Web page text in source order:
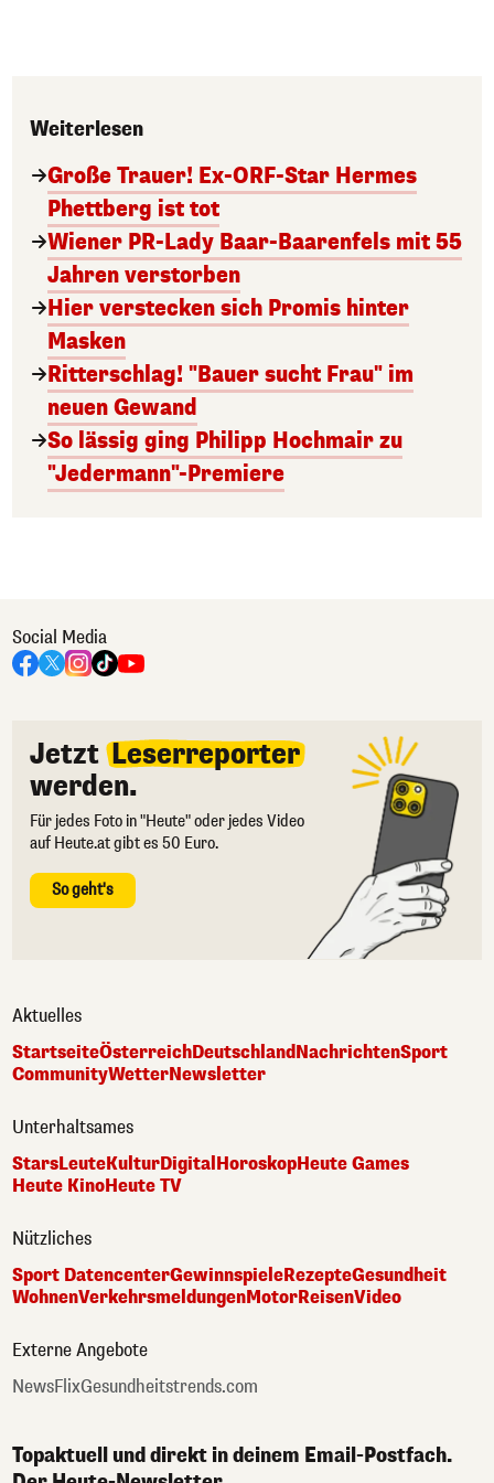
Weiterlesen
Große Trauer! Ex-ORF-Star Hermes
Phettberg ist tot
Wiener PR-Lady Baar-Baarenfels mit 55
Jahren verstorben
Hier verstecken sich Promis hinter
Masken
Ritterschlag! "Bauer sucht Frau" im
neuen Gewand
So lässig ging Philipp Hochmair zu
"Jedermann"-Premiere
Social Media
Jetzt Leserreporter
werden.
Für jedes Foto in "Heute" oder jedes Video
auf Heute.at gibt es 50 Euro.
So geht's
Aktuelles
StartseiteÖsterreichDeutschlandNachrichtenSport
CommunityWetterNewsletter
Unterhaltsames
StarsLeuteKulturDigital HoroskopHeute Games
Heute KinoHeute TV
Nützliches
Sport DatencenterGewinnspieleRezepteGesundheit
WohnenVerkehrsmeldungenMotorReisenVideo
Externe Angebote
NewsFlixGesundheitstrends.com
Topaktuell und direkt in deinem Email-Postfach.